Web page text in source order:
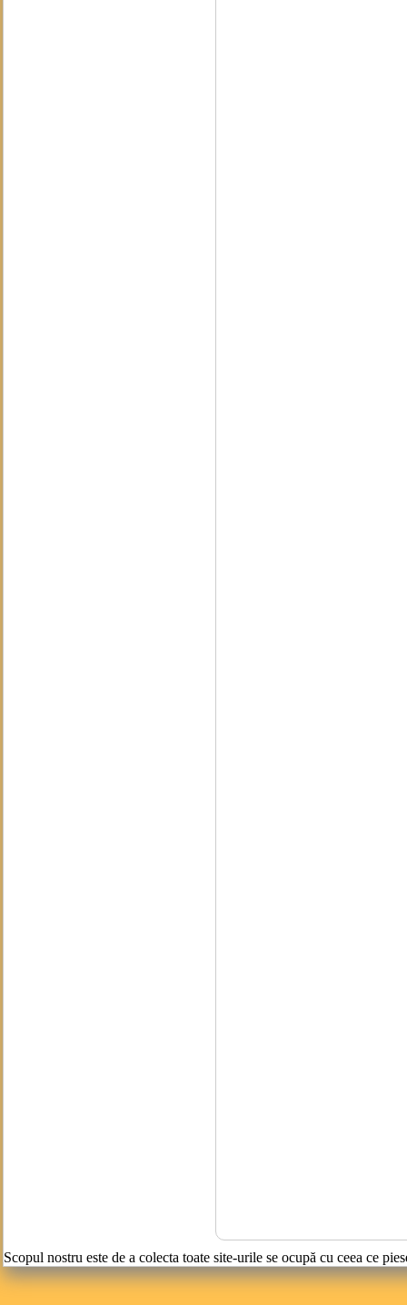
Scopul nostru este de a colecta toate site-urile se ocupă cu ceea ce